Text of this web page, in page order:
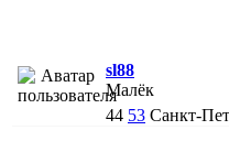
sl88
Малёк
44 53 Санкт-